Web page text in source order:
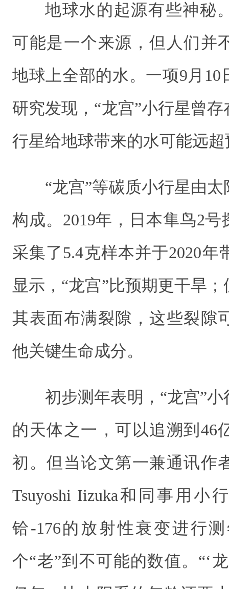
地球水的起源有些神秘
可能是一个来源，但人们并
地球上全部的水。一项9月10
研究发现，“龙宫”小行星曾
行星给地球带来的水可能远
“龙宫”等碳质小行星由
构成。2019年，日本隼鸟2号
采集了5.4克样本并于2020年
显示，“龙宫”比预期更干旱
其表面布满裂隙，这些裂隙
他关键生命成分。
初步测年表明，“龙宫”
的天体之一，可以追溯到46
初。但当论文第一兼通讯作
Tsuyoshi Iizuka和同事用小
铪-176的放射性衰变进行
个“老”到不可能的数值。“‘